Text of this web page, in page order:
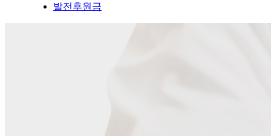
발전후원금